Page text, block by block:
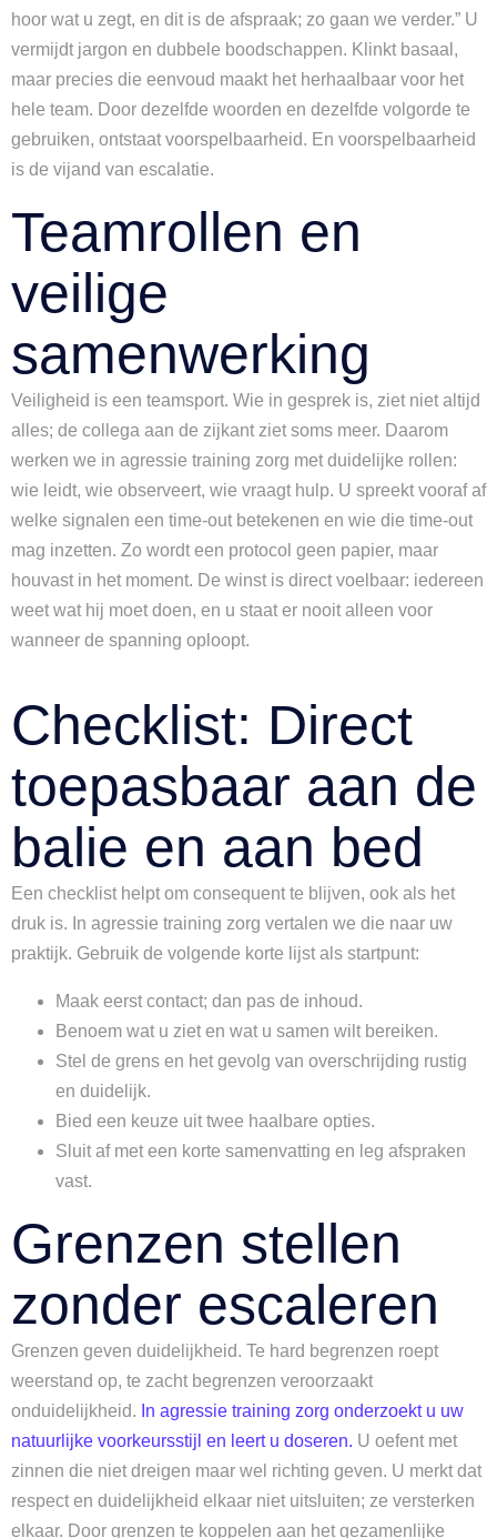
hoor wat u zegt, en dit is de afspraak; zo gaan we verder.” U
vermijdt jargon en dubbele boodschappen. Klinkt basaal,
maar precies die eenvoud maakt het herhaalbaar voor het
hele team. Door dezelfde woorden en dezelfde volgorde te
gebruiken, ontstaat voorspelbaarheid. En voorspelbaarheid
is de vijand van escalatie.
Teamrollen en
veilige
samenwerking
Veiligheid is een teamsport. Wie in gesprek is, ziet niet altijd
alles; de collega aan de zijkant ziet soms meer. Daarom
werken we in agressie training zorg met duidelijke rollen:
wie leidt, wie observeert, wie vraagt hulp. U spreekt vooraf af
welke signalen een time-out betekenen en wie die time-out
mag inzetten. Zo wordt een protocol geen papier, maar
houvast in het moment. De winst is direct voelbaar: iedereen
weet wat hij moet doen, en u staat er nooit alleen voor
wanneer de spanning oploopt.
Checklist: Direct
toepasbaar aan de
balie en aan bed
Een checklist helpt om consequent te blijven, ook als het
druk is. In agressie training zorg vertalen we die naar uw
praktijk. Gebruik de volgende korte lijst als startpunt:
Maak eerst contact; dan pas de inhoud.
Benoem wat u ziet en wat u samen wilt bereiken.
Stel de grens en het gevolg van overschrijding rustig
en duidelijk.
Bied een keuze uit twee haalbare opties.
Sluit af met een korte samenvatting en leg afspraken
vast.
Grenzen stellen
zonder escaleren
Grenzen geven duidelijkheid. Te hard begrenzen roept
weerstand op, te zacht begrenzen veroorzaakt
onduidelijkheid. In agressie training zorg onderzoekt u uw
natuurlijke voorkeursstijl en leert u doseren. U oefent met
zinnen die niet dreigen maar wel richting geven. U merkt dat
respect en duidelijkheid elkaar niet uitsluiten; ze versterken
elkaar. Door grenzen te koppelen aan het gezamenlijke